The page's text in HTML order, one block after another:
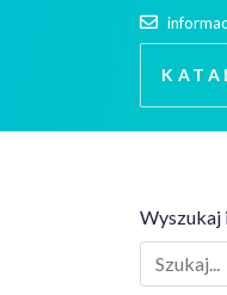
Wyszukaj